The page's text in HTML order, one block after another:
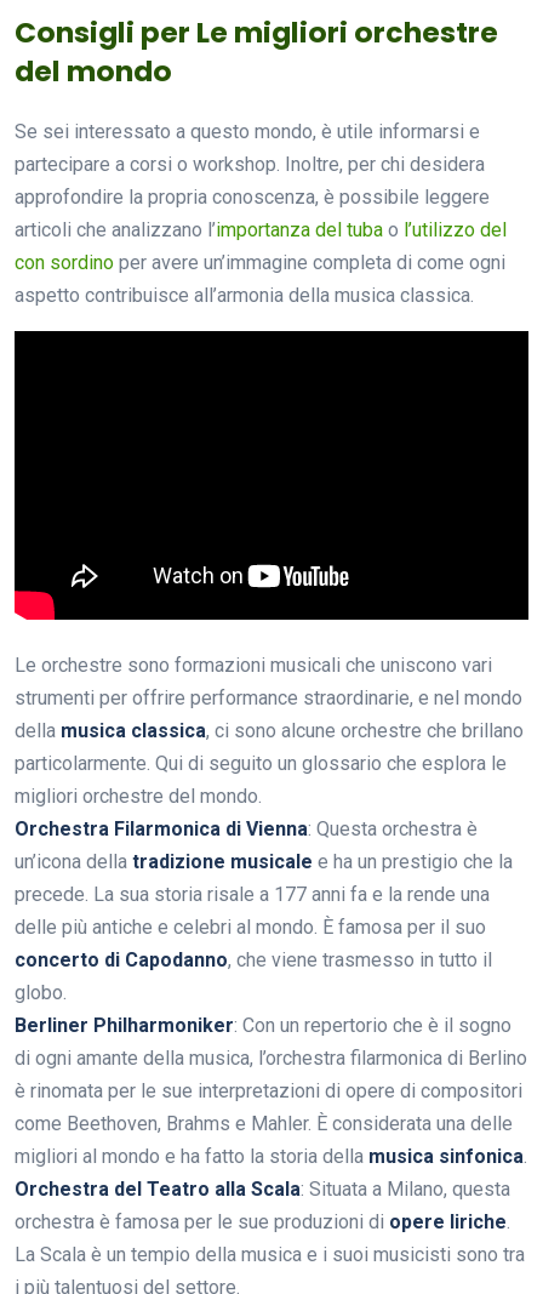
Consigli per Le migliori orchestre
del mondo
Se sei interessato a questo mondo, è utile informarsi e
partecipare a corsi o workshop. Inoltre, per chi desidera
approfondire la propria conoscenza, è possibile leggere
articoli che analizzano l’importanza del tuba o l’utilizzo del
con sordino per avere un’immagine completa di come ogni
aspetto contribuisce all’armonia della musica classica.
Le orchestre sono formazioni musicali che uniscono vari
strumenti per offrire performance straordinarie, e nel mondo
della musica classica, ci sono alcune orchestre che brillano
particolarmente. Qui di seguito un glossario che esplora le
migliori orchestre del mondo.
Orchestra Filarmonica di Vienna: Questa orchestra è
un’icona della tradizione musicale e ha un prestigio che la
precede. La sua storia risale a 177 anni fa e la rende una
delle più antiche e celebri al mondo. È famosa per il suo
concerto di Capodanno, che viene trasmesso in tutto il
globo.
Berliner Philharmoniker: Con un repertorio che è il sogno
di ogni amante della musica, l’orchestra filarmonica di Berlino
è rinomata per le sue interpretazioni di opere di compositori
come Beethoven, Brahms e Mahler. È considerata una delle
migliori al mondo e ha fatto la storia della musica sinfonica.
Orchestra del Teatro alla Scala: Situata a Milano, questa
orchestra è famosa per le sue produzioni di opere liriche.
La Scala è un tempio della musica e i suoi musicisti sono tra
i più talentuosi del settore.